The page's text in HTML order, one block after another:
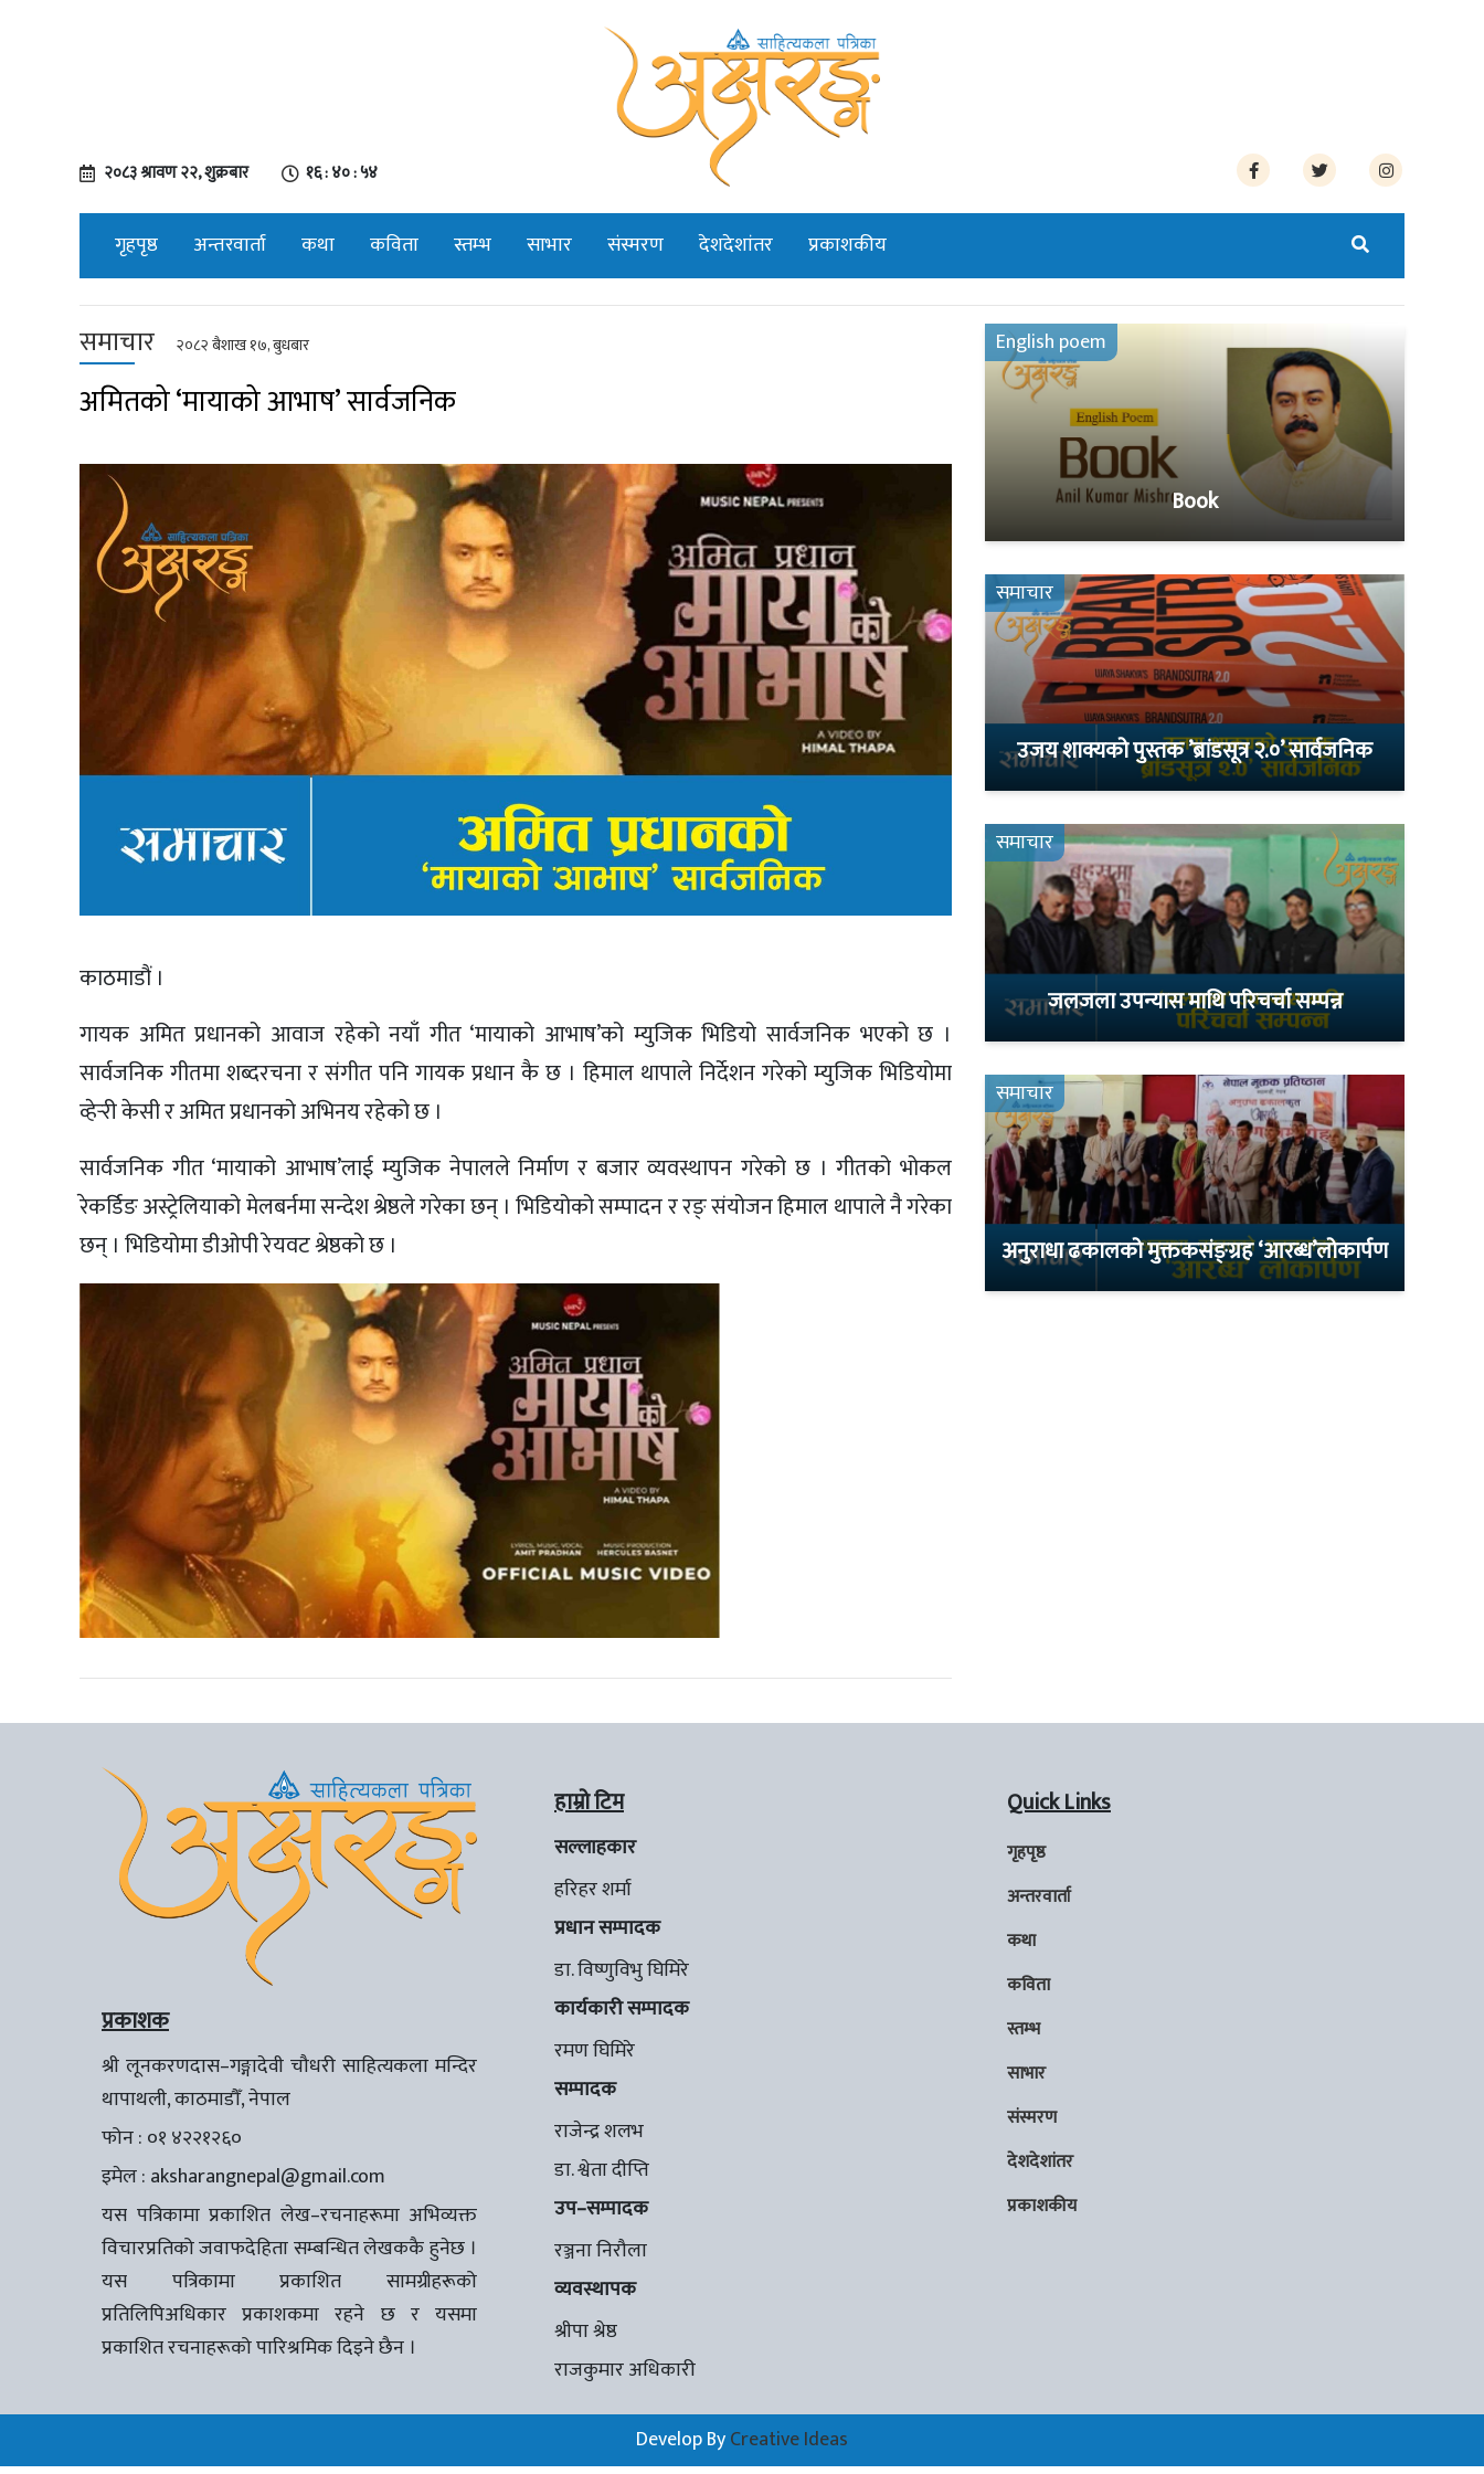
२०८३ श्रावण २२, शुक्रबार १६ : ४० : ५४
गृहपृष्ठ अन्तरवार्ता कथा कविता स्तम्भ साभार संस्मरण देशदेशांतर प्रकाशकीय
समाचार २०८२ बैशाख १७, बुधबार
अमितको ‘मायाको आभाष’ सार्वजनिक
काठमाडौं ।
गायक अमित प्रधानको आवाज रहेको नयाँ गीत ‘मायाको आभाष’को म्युजिक भिडियो सार्वजनिक भएको छ ।
सार्वजनिक गीतमा शब्दरचना र संगीत पनि गायक प्रधान कै छ । हिमाल थापाले निर्देशन गरेको म्युजिक भिडियोमा
व्हेर्‍री केसी र अमित प्रधानको अभिनय रहेको छ ।
सार्वजनिक गीत ‘मायाको आभाष’लाई म्युजिक नेपालले निर्माण र बजार व्यवस्थापन गरेको छ । गीतको भोकल
रेकर्डिङ अस्ट्रेलियाको मेलबर्नमा सन्देश श्रेष्ठले गरेका छन् । भिडियोको सम्पादन र रङ् संयोजन हिमाल थापाले नै गरेका
छन् । भिडियोमा डीओपी रेयवट श्रेष्ठको छ ।
English poem
Book
समाचार
उजय शाक्यको पुस्तक ’ब्रांडसूत्र २.०’ सार्वजनिक
समाचार
जलजला उपन्यास माथि परिचर्चा सम्पन्न
समाचार
अनुराधा ढकालको मुक्तकसंङ्ग्रह ‘आरब्ध’लोकार्पण
प्रकाशक
श्री लूनकरणदास–गङ्गादेवी चौधरी साहित्यकला मन्दिर
थापाथली, काठमाडौँ, नेपाल
फोन : ०१ ४२२१२६०
इमेल : aksharangnepal@gmail.com
यस पत्रिकामा प्रकाशित लेख–रचनाहरूमा अभिव्यक्त
विचारप्रतिको जवाफदेहिता सम्बन्धित लेखककै हुनेछ ।
यस पत्रिकामा प्रकाशित सामग्रीहरूको
प्रतिलिपिअधिकार प्रकाशकमा रहने छ र यसमा
प्रकाशित रचनाहरूको पारिश्रमिक दिइने छैन ।
हाम्रो टिम
सल्लाहकार
हरिहर शर्मा
प्रधान सम्पादक
डा. विष्णुविभु घिमिरे
कार्यकारी सम्पादक
रमण घिमिरे
सम्पादक
राजेन्द्र शलभ
डा. श्वेता दीप्ति
उप–सम्पादक
रञ्जना निरौला
व्यवस्थापक
श्रीपा श्रेष्ठ
राजकुमार अधिकारी
Quick Links
गृहपृष्ठ
अन्तरवार्ता
कथा
कविता
स्तम्भ
साभार
संस्मरण
देशदेशांतर
प्रकाशकीय
Develop ByCreative Ideas